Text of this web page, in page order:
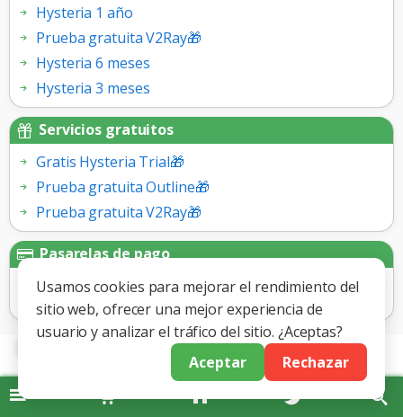
Usamos cookies para mejorar el rendimiento del
sitio web, ofrecer una mejor experiencia de
usuario y analizar el tráfico del sitio. ¿Aceptas?
Aceptar
Rechazar
Hysteria 1 año
Prueba gratuita V2Ray🎁
Hysteria 6 meses
Hysteria 3 meses
Servicios gratuitos
Gratis Hysteria Trial🎁
Prueba gratuita Outline🎁
Prueba gratuita V2Ray🎁
Pasarelas de pago